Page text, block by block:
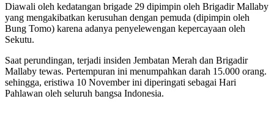
Diawali oleh kedatangan brigade 29 dipimpin oleh Brigadir Mallaby
yang mengakibatkan kerusuhan dengan pemuda (dipimpin oleh
Bung Tomo) karena adanya penyelewengan kepercayaan oleh
Sekutu.
Saat perundingan, terjadi insiden Jembatan Merah dan Brigadir
Mallaby tewas. Pertempuran ini menumpahkan darah 15.000 orang.
sehingga, eristiwa 10 November ini diperingati sebagai Hari
Pahlawan oleh seluruh bangsa Indonesia.